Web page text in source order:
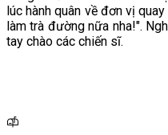
lúc hành quân về đơn vị
làm trà đường nữa nha!".
tay chào các chiến sĩ.